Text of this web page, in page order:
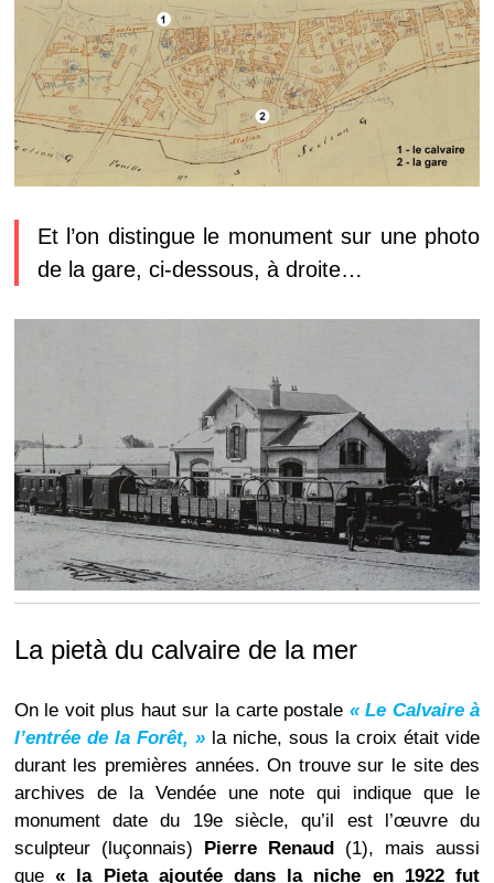
Et l’on distingue le monument sur une photo
de la gare, ci-dessous, à droite…
La pietà du calvaire de la mer
On le voit plus haut sur la carte postale « Le Calvaire à
l’entrée de la Forêt, »la niche, sous la croix était vide
durant les premières années. On trouve sur le site des
archives de la Vendée une note qui indique que le
monument date du 19e siècle, qu’il est l’œuvre du
sculpteur (luçonnais) Pierre Renaud (1), mais aussi
que« la Pieta ajoutée dans la niche en 1922 fut